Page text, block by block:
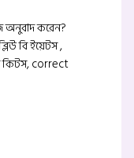
অনুবাদ করেন?
বি ইয়েটস ,
কিটস, correct